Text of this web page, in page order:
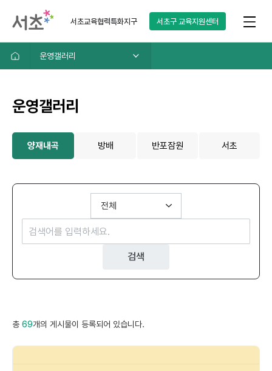
서초교육협력특화지구 서초구교육지원센터
운영갤러리
운영갤러리
양재내곡 방배 반포잠원 서초
검색
총 69개의 게시물이 등록되어 있습니다.